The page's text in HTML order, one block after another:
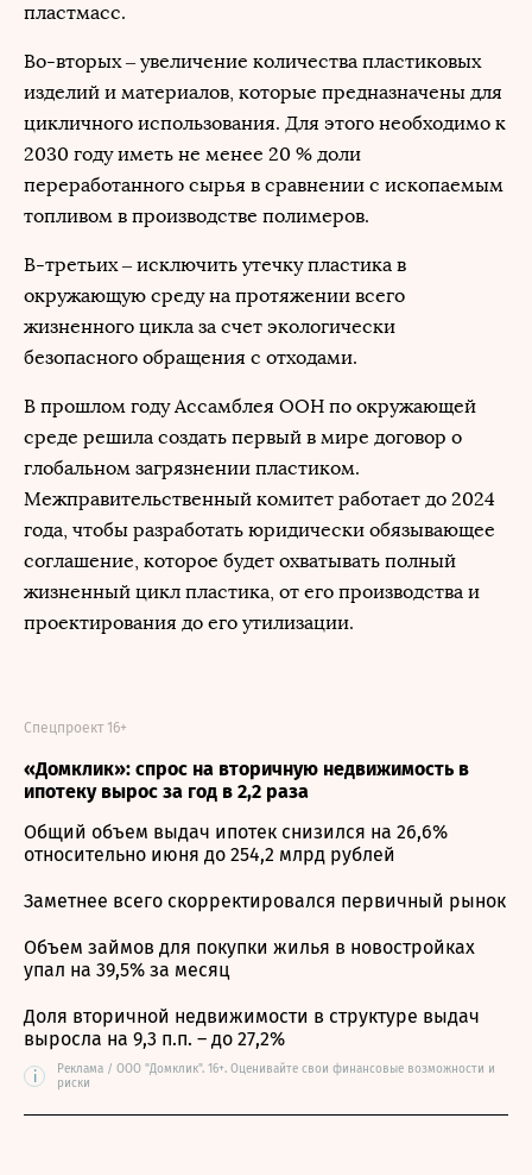
пластмасс.
Во-вторых – увеличение количества пластиковых
изделий и материалов, которые предназначены для
цикличного использования. Для этого необходимо к
2030 году иметь не менее 20 % доли
переработанного сырья в сравнении с ископаемым
топливом в производстве полимеров.
В-третьих – исключить утечку пластика в
окружающую среду на протяжении всего
жизненного цикла за счет экологически
безопасного обращения с отходами.
В прошлом году Ассамблея ООН по окружающей
среде решила создать первый в мире договор о
глобальном загрязнении пластиком.
Межправительственный комитет работает до 2024
года, чтобы разработать юридически обязывающее
соглашение, которое будет охватывать полный
жизненный цикл пластика, от его производства и
проектирования до его утилизации.
«Домклик»: спрос на вторичную недвижимость в
ипотеку вырос за год в 2,2 раза
Спецпроект 16+
Общий объем выдач ипотек снизился на 26,6%
относительно июня до 254,2 млрд рублей
Заметнее всего скорректировался первичный рынок
Объем займов для покупки жилья в новостройках
упал на 39,5% за месяц
Доля вторичной недвижимости в структуре выдач
выросла на 9,3 п.п. – до 27,2%
i
Реклама / ООО "Домклик". 16+. Оценивайте свои финансовые возможности и
риски